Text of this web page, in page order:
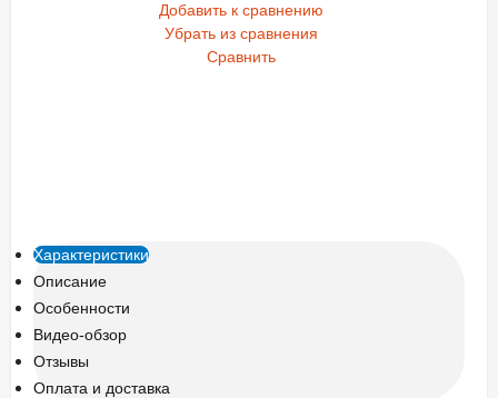
Добавить к сравнению
Убрать из сравнения
Сравнить
Характеристики
Описание
Особенности
Видео-обзор
Отзывы
Оплата и доставка